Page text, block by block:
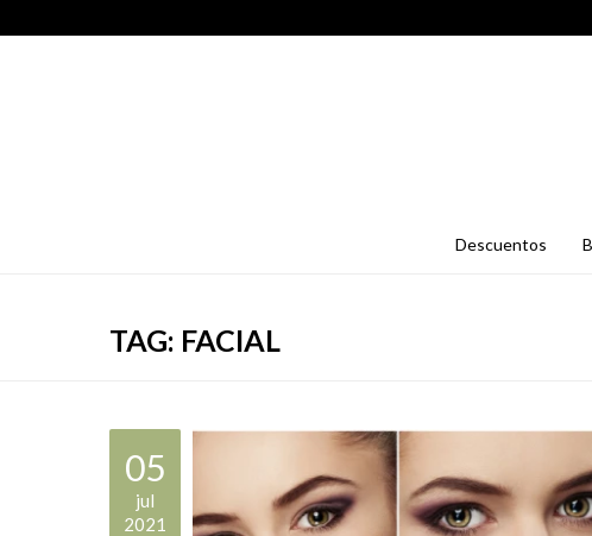
descuentos
TAG: FACIAL
05
jul
2021